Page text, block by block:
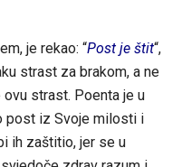
je rekao: “Post je štit“,
strast za brakom, a ne
strast. Poenta je u
post iz Svoje milosti i
ih zaštitio, jer se u